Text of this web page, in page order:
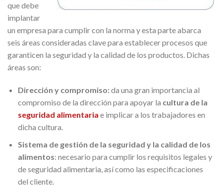
que debe
implantar
un empresa para cumplir con la norma y esta parte abarca
seis áreas consideradas clave para establecer procesos que
garanticen la seguridad y la calidad de los productos. Dichas
áreas son:
Dirección y compromiso:da una gran importancia al
compromiso de la dirección para apoyar la cultura de la
seguridad alimentaria e implicar a los trabajadores en
dicha cultura.
Sistema de gestión de la seguridad y la calidad de los
alimentos: necesario para cumplir los requisitos legales y
de seguridad alimentaria, así como las especificaciones
del cliente.